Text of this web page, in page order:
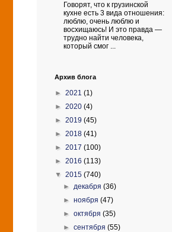
Говорят, что к грузинской
кухне есть 3 вида отношения:
люблю, очень люблю и
восхищаюсь! И это правда —
трудно найти человека,
который смог ...
Архив блога
► 2021 (1)
► 2020 (4)
► 2019 (45)
► 2018 (41)
► 2017 (100)
► 2016 (113)
▼ 2015 (740)
► декабря(36)
►ноября(47)
►октября(35)
►сентября(55)